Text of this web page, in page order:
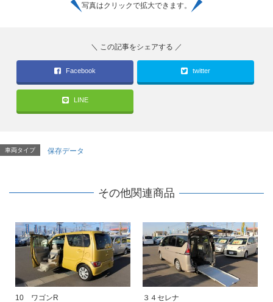
写真はクリックで拡大できます。
Facebook twitter
LINE
車両タイプ 保存データ
その他関連商品
10 ワゴンR ３４セレナ